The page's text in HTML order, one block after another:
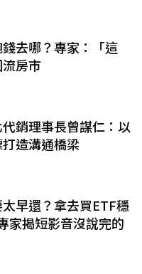
去哪？專家：「這
房市
銷理事長曾謀仁：以
造溝通橋梁
早還？拿去買ETF穩
家揭短影音沒說完的